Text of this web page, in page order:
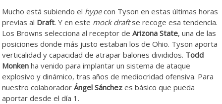
Mucho está subiendo el hypecon Tyson en estas últimas horas
previas al Draft. Y en este mock draftse recoge esa tendencia.
Los Browns selecciona al receptor deArizona State, una de las
posiciones donde más justo estaban los de Ohio. Tyson aporta
verticalidad y capacidad de atrapar balones divididos. Todd
Monken ha venido para implantar un sistema de ataque
explosivo y dinámico, tras años de mediocridad ofensiva. Para
nuestro colaboradorÁngel Sánchez es básico que pueda
aportar desde el día 1.